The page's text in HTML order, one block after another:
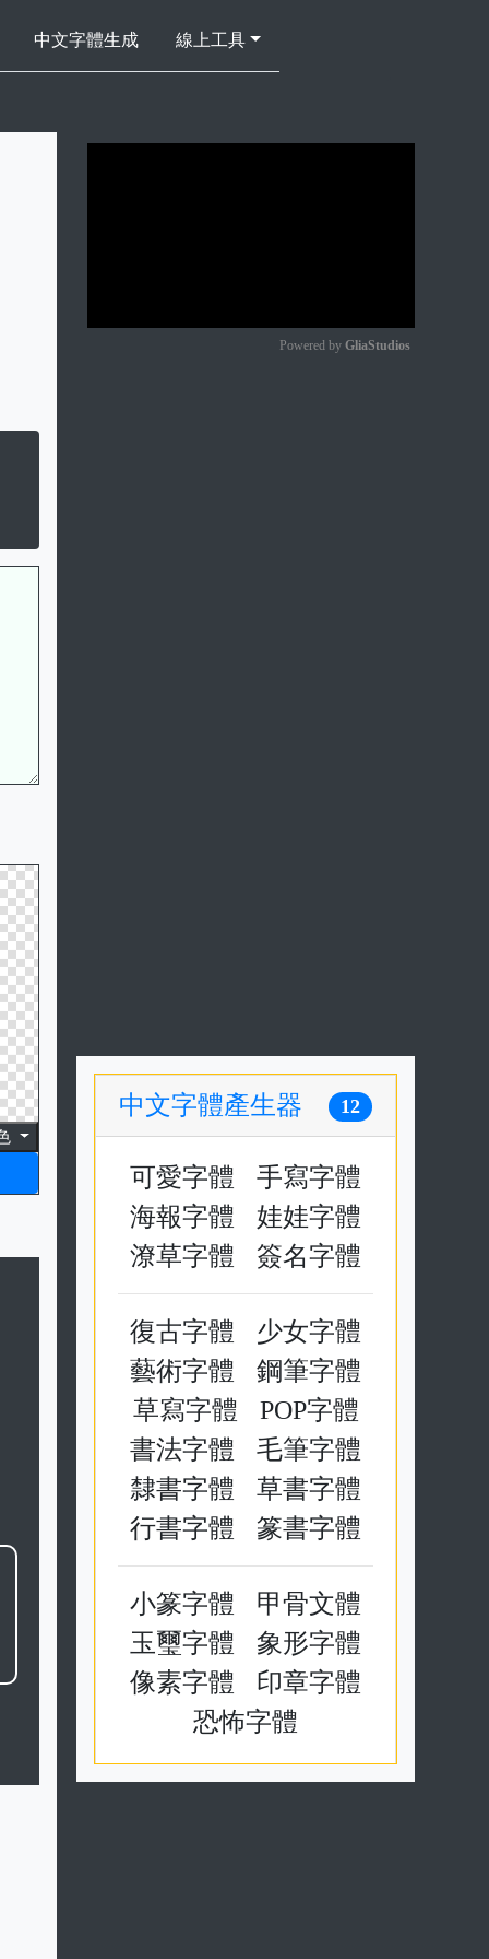
中文字體生成 線上工具
Powered by GliaStudios
中文字體產生器 12
可愛字體
手寫字體
海報字體
娃娃字體
潦草字體
簽名字體
復古字體
少女字體
藝術字體
鋼筆字體
草寫字體
POP字體
書法字體
毛筆字體
隸書字體
草書字體
行書字體
篆書字體
小篆字體
甲骨文體
玉璽字體
象形字體
像素字體
印章字體
恐怖字體